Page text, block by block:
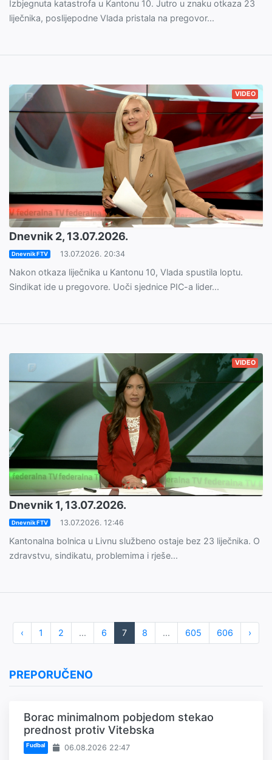
Izbjegnuta katastrofa u Kantonu 10. Jutro u znaku otkaza 23
liječnika, poslijepodne Vlada pristala na pregovor...
VIDEO
Dnevnik 2, 13.07.2026.
Dnevnik FTV 13.07.2026. 20:34
Nakon otkaza liječnika u Kantonu 10, Vlada spustila loptu.
Sindikat ide u pregovore. Uoči sjednice PIC-a lider...
VIDEO
Dnevnik 1, 13.07.2026.
Dnevnik FTV 13.07.2026. 12:46
Kantonalna bolnica u Livnu službeno ostaje bez 23 liječnika. O
zdravstvu, sindikatu, problemima i rješe...
‹ 1 2 ... 6 7 8 ... 605 606 ›
PREPORUČENO
Borac minimalnom pobjedom stekao
prednost protiv Vitebska
Fudbal 06.08.2026 22:47